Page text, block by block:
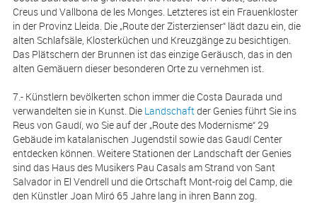
Creus und Vallbona de les Monges. Letzteres ist ein Frauenkloster
in der Provinz Lleida. Die „Route der Zisterzienser“ lädt dazu ein, die
alten Schlafsäle, Klosterküchen und Kreuzgänge zu besichtigen.
Das Plätschern der Brunnen ist das einzige Geräusch, das in den
alten Gemäuern dieser besonderen Orte zu vernehmen ist.
7.- Künstlern bevölkerten schon immer die Costa Daurada und
verwandelten sie in Kunst. Die Landschaftder Genies führt Sie ins
Reus von Gaudí, wo Sie auf der „Route des Modernisme“ 29
Gebäude im katalanischen Jugendstil sowie das Gaudí Center
entdecken können. Weitere Stationen der Landschaft der Genies
sind das Haus des Musikers Pau Casals am Strand von Sant
Salvador in El Vendrell und die Ortschaft Mont-roig del Camp, die
den Künstler Joan Miró 65 Jahre lang in ihren Bann zog.